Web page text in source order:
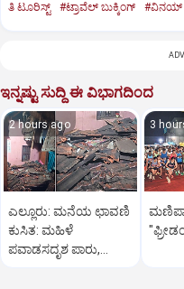
ತಿ ಟೂರಿಸ್ಟ್
#ಟ್ರಾವೆಲ್ ಬುಕ್ಕಿಂಗ್ #ವಿನಯ್
ಇನ್ನಷ್ಟು ಸುದ್ದಿ ಈ ವಿಭಾಗದಿಂದ
2 hours ago
ಎಲ್ಲೂರು: ಮನೆಯ ಛಾವಣಿ
ಕುಸಿತ: ಮಹಿಳೆ
ಪವಾಡಸದೃಶ ಪಾರು,
3